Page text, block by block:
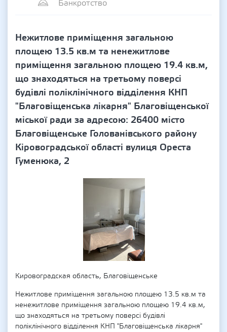
Банкротство
Нежитлове приміщення загальною
площею 13.5 кв.м та ненежитлове
приміщення загальною площею 19.4 кв.м,
що знаходяться на третьому поверсі
будівлі поліклінічного відділення КНП
"Благовіщенська лікарня" Благовіщенської
міської ради за адресою: 26400 місто
Благовіщенське Голованівського району
Кіровоградської області вулиця Ореста
Гуменюка, 2
Кировоградская область, Благовіщенське
Нежитлове приміщення загальною площею 13.5 кв.м та
ненежитлове приміщення загальною площею 19.4 кв.м,
що знаходяться на третьому поверсі будівлі
поліклінічного відділення КНП "Благовіщенська лікарня"